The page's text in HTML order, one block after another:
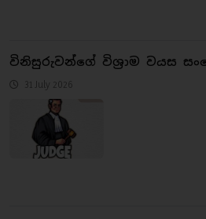
​විනිසුරුවන්ගේ විශ්‍රාම වයස
31 July 2026